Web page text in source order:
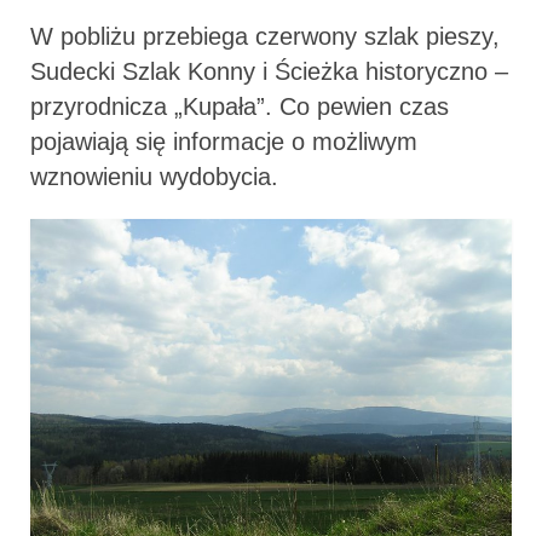
W pobliżu przebiega czerwony szlak pieszy,
Sudecki Szlak Konny i Ścieżka historyczno –
przyrodnicza „Kupała”. Co pewien czas
pojawiają się informacje o możliwym
wznowieniu wydobycia.